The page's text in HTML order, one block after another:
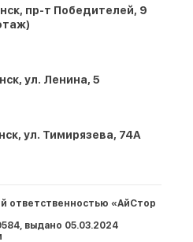
пр-т Победителей, 9
ул. Ленина, 5
ул. Тимирязева, 74A
ответственностью «АйСтор
выдано 05.03.2024